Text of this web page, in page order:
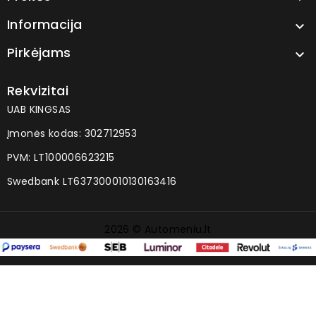
Informacija 
Pirkėjams 
Rekvizitai
UAB KINGSAS
Įmonės kodas: 302712953
PVM: LT100006623215
Swedbank LT637300010130163416
2026 © Automeniu.lt